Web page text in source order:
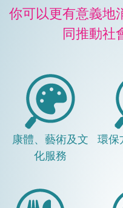
你可以更有意義地
同推動社
康體、藝術及文
化服務
環保